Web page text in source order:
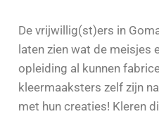
De vrijwillig(st)ers in
laten zien wat de meisjes
opleiding al kunnen
kleermaaksters zelf zijn
met hun creaties! Kleren